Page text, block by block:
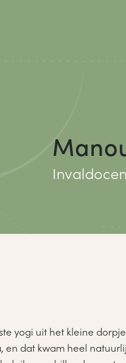
yogi uit het kleine
en dat kwam heel